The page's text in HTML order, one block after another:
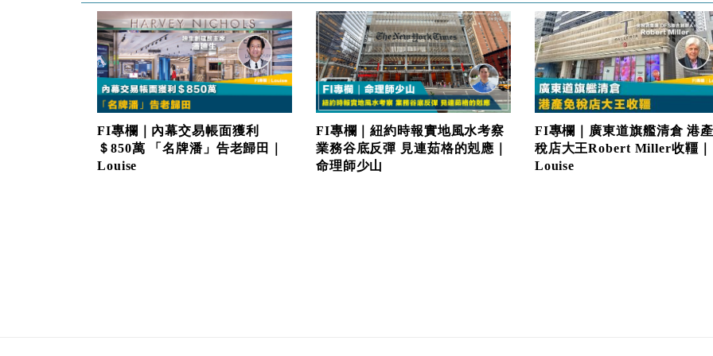
FI專欄｜內幕交易帳面獲利
＄850萬 「名牌潘」告老歸田｜
Louise
FI專欄｜紐約時報實地風水考察
業務谷底反彈 見連茹格的剋應｜
命理師少山
FI專欄｜廣東道旗艦清倉 港
稅店大王Robert Miller收韁｜
Louise